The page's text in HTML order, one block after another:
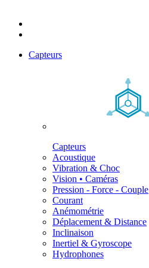
Capteurs
Capteurs
Acoustique
Vibration & Choc
Vision • Caméras
Pression - Force - Couple
Courant
Anémométrie
Déplacement & Distance
Inclinaison
Inertiel & Gyroscope
Hydrophones